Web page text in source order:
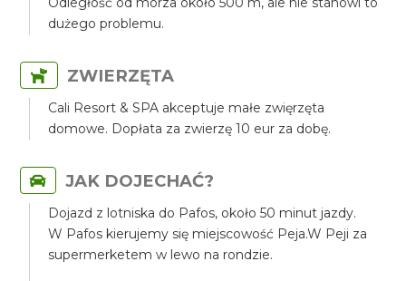
dużego problemu.
ZWIERZĘTA
Cali Resort & SPA akceptuje małe zwięrzęta
domowe. Dopłata za zwierzę 10 eur za dobę.
JAK DOJECHAĆ?
Dojazd z lotniska do Pafos, około 50 minut jazdy.
W Pafos kierujemy się miejscowość Peja.W Peji za
supermerketem w lewo na rondzie.